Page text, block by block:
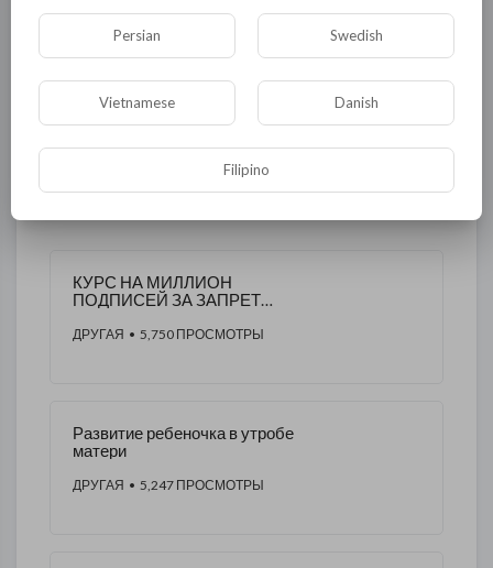
Медицина Наука и образование
Другая
ДРУГОЕ ЭТОГО АВТОРА
КУРС НА МИЛЛИОН
ПОДПИСЕЙ ЗА ЗАПРЕТ
ДРУГАЯ • 5,750 ПРОСМОТРЫ
Развитие ребеночка в утробе
матери
ДРУГАЯ • 5,247 ПРОСМОТРЫ
Persian Swedish
Vietnamese Danish
Filipino